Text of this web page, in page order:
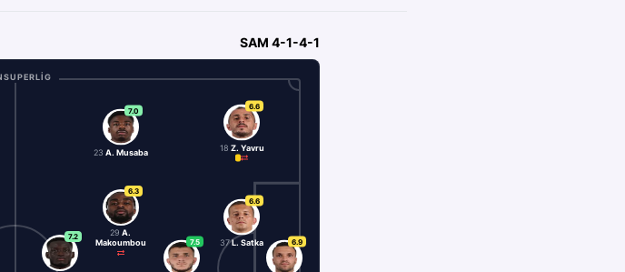
SAM 4-1-4-1
6.9
6.6
18 Z. Yavru
6.6
37L. Satka
7.5
7.0
23 A. Musaba
6.3
29 A.
Makoumbou
7.2